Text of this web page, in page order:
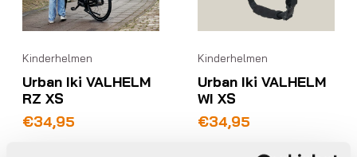
Kinderhelmen
Urban Iki VALHELM
RZ XS
€34,95
Kinderhelmen
Urban Iki VALHELM
WI XS
€34,95